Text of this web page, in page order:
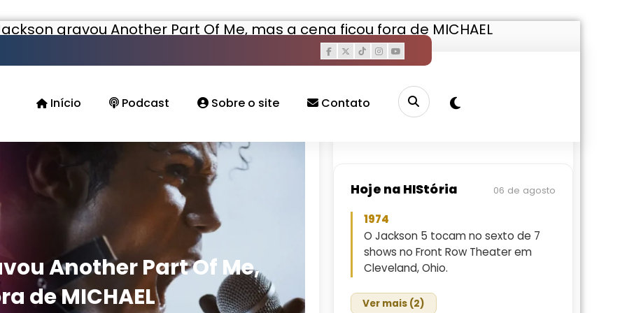
Início
Podcast Sobre o site Contato
gravou Another Part Of Me, mas a cena ficou fora de MICHAEL
Another Part Of Me,
de MICHAEL
Hoje na HIStória 06 de agosto
1974
O Jackson 5 tocam no sexto de 7
shows no Front Row Theater em
Cleveland, Ohio.
Ver mais (2)